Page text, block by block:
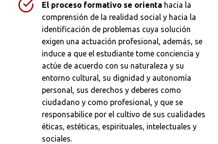
El proceso formativo se orienta hacia la
comprensión de la realidad social y hacia la
identificación de problemas cuya solución
exigen una actuación profesional, además, se
induce a que el estudiante tome conciencia y
actúe de acuerdo con su naturaleza y su
entorno cultural, su dignidad y autonomía
personal, sus derechos y deberes como
ciudadano y como profesional, y que se
responsabilice por el cultivo de sus cualidades
éticas, estéticas, espirituales, intelectuales y
sociales.
Buscar